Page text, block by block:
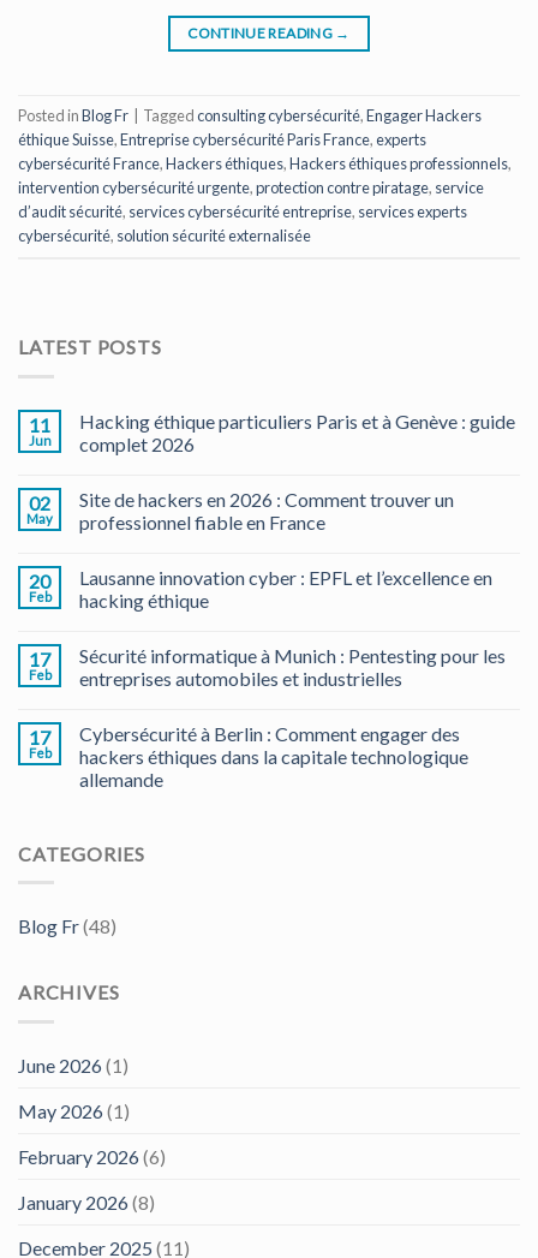
CONTINUE READING →
Posted inBlog Fr Taggedconsulting cybersécurité,Engager Hackers
éthique Suisse,Entreprise cybersécurité Paris France,experts
cybersécurité France,Hackers éthiques,Hackers éthiques professionnels,
intervention cybersécurité urgente,protection contre piratage, service
d’audit sécurité, services cybersécurité entreprise, services experts
cybersécurité, solution sécurité externalisée
LATEST POSTS
11
Jun
Hacking éthique particuliers Paris et à Genève : guide
complet 2026
02
May
Site de hackers en 2026 : Comment trouver un
professionnel fiable en France
20
Feb
Lausanne innovation cyber : EPFL et l’excellence en
hacking éthique
17
Feb
Sécurité informatique à Munich : Pentesting pour les
entreprises automobiles et industrielles
17
Feb
Cybersécurité à Berlin : Comment engager des
hackers éthiques dans la capitale technologique
allemande
CATEGORIES
Blog Fr(48)
ARCHIVES
June 2026(1)
May 2026(1)
February 2026(6)
January 2026(8)
December 2025 (11)